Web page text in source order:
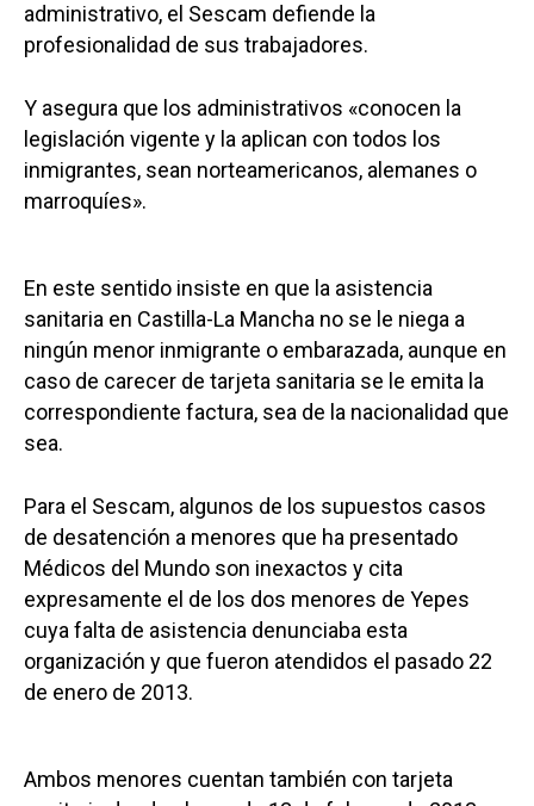
administrativo, el Sescam defiende la
profesionalidad de sus trabajadores.
Y asegura que los administrativos «conocen la
legislación vigente y la aplican con todos los
inmigrantes, sean norteamericanos, alemanes o
marroquíes».
En este sentido insiste en que la asistencia
sanitaria en Castilla-La Mancha no se le niega a
ningún menor inmigrante o embarazada, aunque en
caso de carecer de tarjeta sanitaria se le emita la
correspondiente factura, sea de la nacionalidad que
sea.
Para el Sescam, algunos de los supuestos casos
de desatención a menores que ha presentado
Médicos del Mundo son inexactos y cita
expresamente el de los dos menores de Yepes
cuya falta de asistencia denunciaba esta
organización y que fueron atendidos el pasado 22
de enero de 2013.
Ambos menores cuentan también con tarjeta